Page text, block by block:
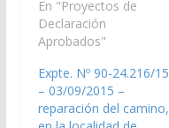
Organismos
Específicos incluya en
el Proyecto de
de la Provincia -
Ejercicio 2.016, las
Partidas
En "Proyectos de
Declaración
Aprobados"
Expte. Nº 90-24.216/15
– 03/09/2015 –
reparación del camino,